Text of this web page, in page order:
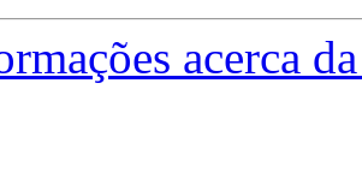
acerca